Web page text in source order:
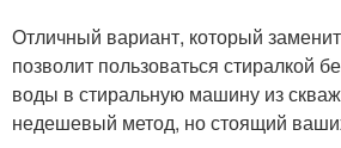
Отличный вариант, который
позволит пользоваться стиралкой
воды в стиральную машину из
недешевый метод, но стоящий